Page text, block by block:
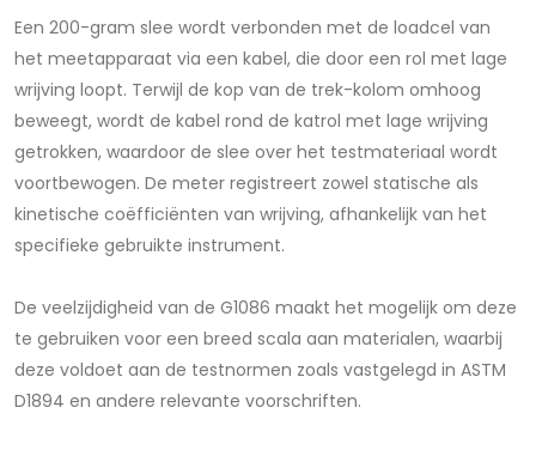
Een 200-gram slee wordt verbonden met de loadcel van
het meetapparaat via een kabel, die door een rol met lage
wrijving loopt. Terwijl de kop van de trek-kolom omhoog
beweegt, wordt de kabel rond de katrol met lage wrijving
getrokken, waardoor de slee over het testmateriaal wordt
voortbewogen. De meter registreert zowel statische als
kinetische coëfficiënten van wrijving, afhankelijk van het
specifieke gebruikte instrument.
De veelzijdigheid van de G1086 maakt het mogelijk om deze
te gebruiken voor een breed scala aan materialen, waarbij
deze voldoet aan de testnormen zoals vastgelegd in ASTM
D1894 en andere relevante voorschriften.